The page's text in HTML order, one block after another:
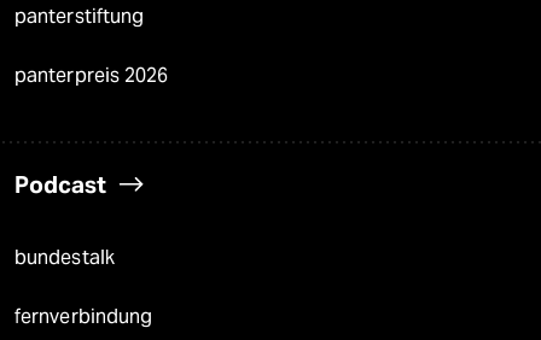
panterstiftung
panterpreis 2026
Podcast
bundestalk
fernverbindung